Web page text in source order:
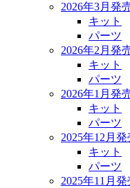
2026年3月発
キット
パーツ
2026年2月発
キット
パーツ
2026年1月発
キット
パーツ
2025年12月発
キット
パーツ
2025年11月発